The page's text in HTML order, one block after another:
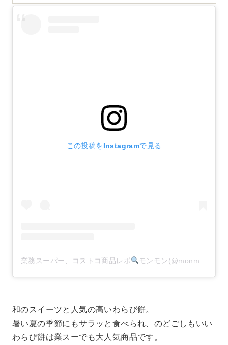
この投稿をInstagramで見る
業務スーパー、コストコ商品レポ モンモン(@monmon.121)がシェアした投稿
和のスイーツと人気の高いわらび餅。
暑い夏の季節にもサラッと食べられ、のどごしもいい
わらび餅は業スーでも大人気商品です。